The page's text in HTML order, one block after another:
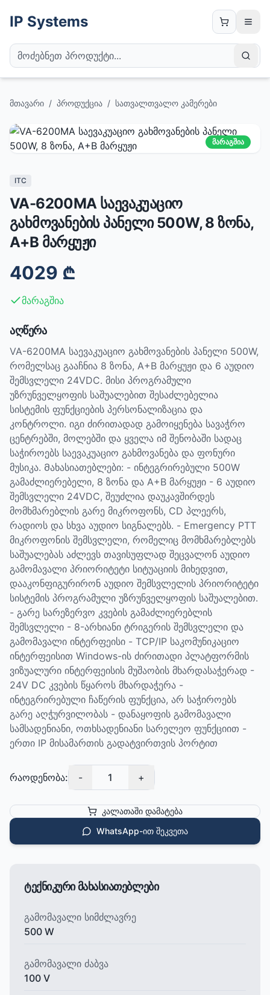
IP Systems
მთავარი / პროდუქცია / სათვალთვალო კამერები
მარაგშია
ITC
VA-6200MA საევაკუაციო
გახმოვანების პანელი 500W, 8 ზონა,
A+B მარყუჟი
4029 ₾
მარაგშია
აღწერა
VA-6200MA საევაკუაციო გახმოვანების პანელი 500W,
რომელსაც გააჩნია 8 ზონა, A+B მარყუჟი და 6 აუდიო
შემსვლელი 24VDC. მისი პროგრამული
უზრუნველყოფის საშუალებით შესაძლებელია
სისტემის ფუნქციების პერსონალიზაცია და
კონტროლი. იგი ძირითადად გამოიყენება სავაჭრო
ცენტრებში, მოლებში და ყველა იმ შენობაში სადაც
საჭიროებს საევაკუაციო გახმოვანება და ფონური
მუსიკა. Მახასიათებლები: - ინტეგრირებული 500W
გამაძლიერებელი, 8 ზონა და A+B მარყუჟი - 6 აუდიო
შემსვლელი 24VDC, შეუძლია დაუკავშირდეს
მომხმარებლის გარე მიკროფონს, CD პლეერს,
რადიოს და სხვა აუდიო სიგნალებს. - Emergency PTT
მიკროფონის შემსვლელი, რომელიც მომხმარებლებს
საშუალებას აძლევს თავისუფლად შეცვალონ აუდიო
გამომავალი პრიორიტეტი სიტუაციის მიხედვით,
დააკონფიგურირონ აუდიო შემსვლელის პრიორიტეტი
სისტემის პროგრამული უზრუნველყოფის საშუალებით.
- გარე სარეზერვო კვების გამაძლიერებლის
შემსვლელი - 8-არხიანი ტრიგერის შემსვლელი და
გამომავალი ინტერფეისი - TCP/IP საკომუნიკაციო
ინტერფეისით Windows-ის ძირითადი პლატფორმის
ვიზუალური ინტერფეისის მუშაობის მხარდასაჭერად -
24V DC კვების წყაროს მხარდაჭერა -
ინტეგრირებული ჩაწერის ფუნქცია, არ საჭიროებს
გარე აღჭურვილობას - დანაყოფის გამომავალი
სამსადენიანი, ოთხსადენიანი სარელეო ფუნქციით -
ერთი IP მისამართის გადატვირთვის პორტით
რაოდენობა: - 1 +
კალათაში დამატება
WhatsApp-ით შეკვეთა
ტექნიკური მახასიათებლები
გამომავალი სიმძლავრე
500 W
გამომავალი ძაბვა
100 V